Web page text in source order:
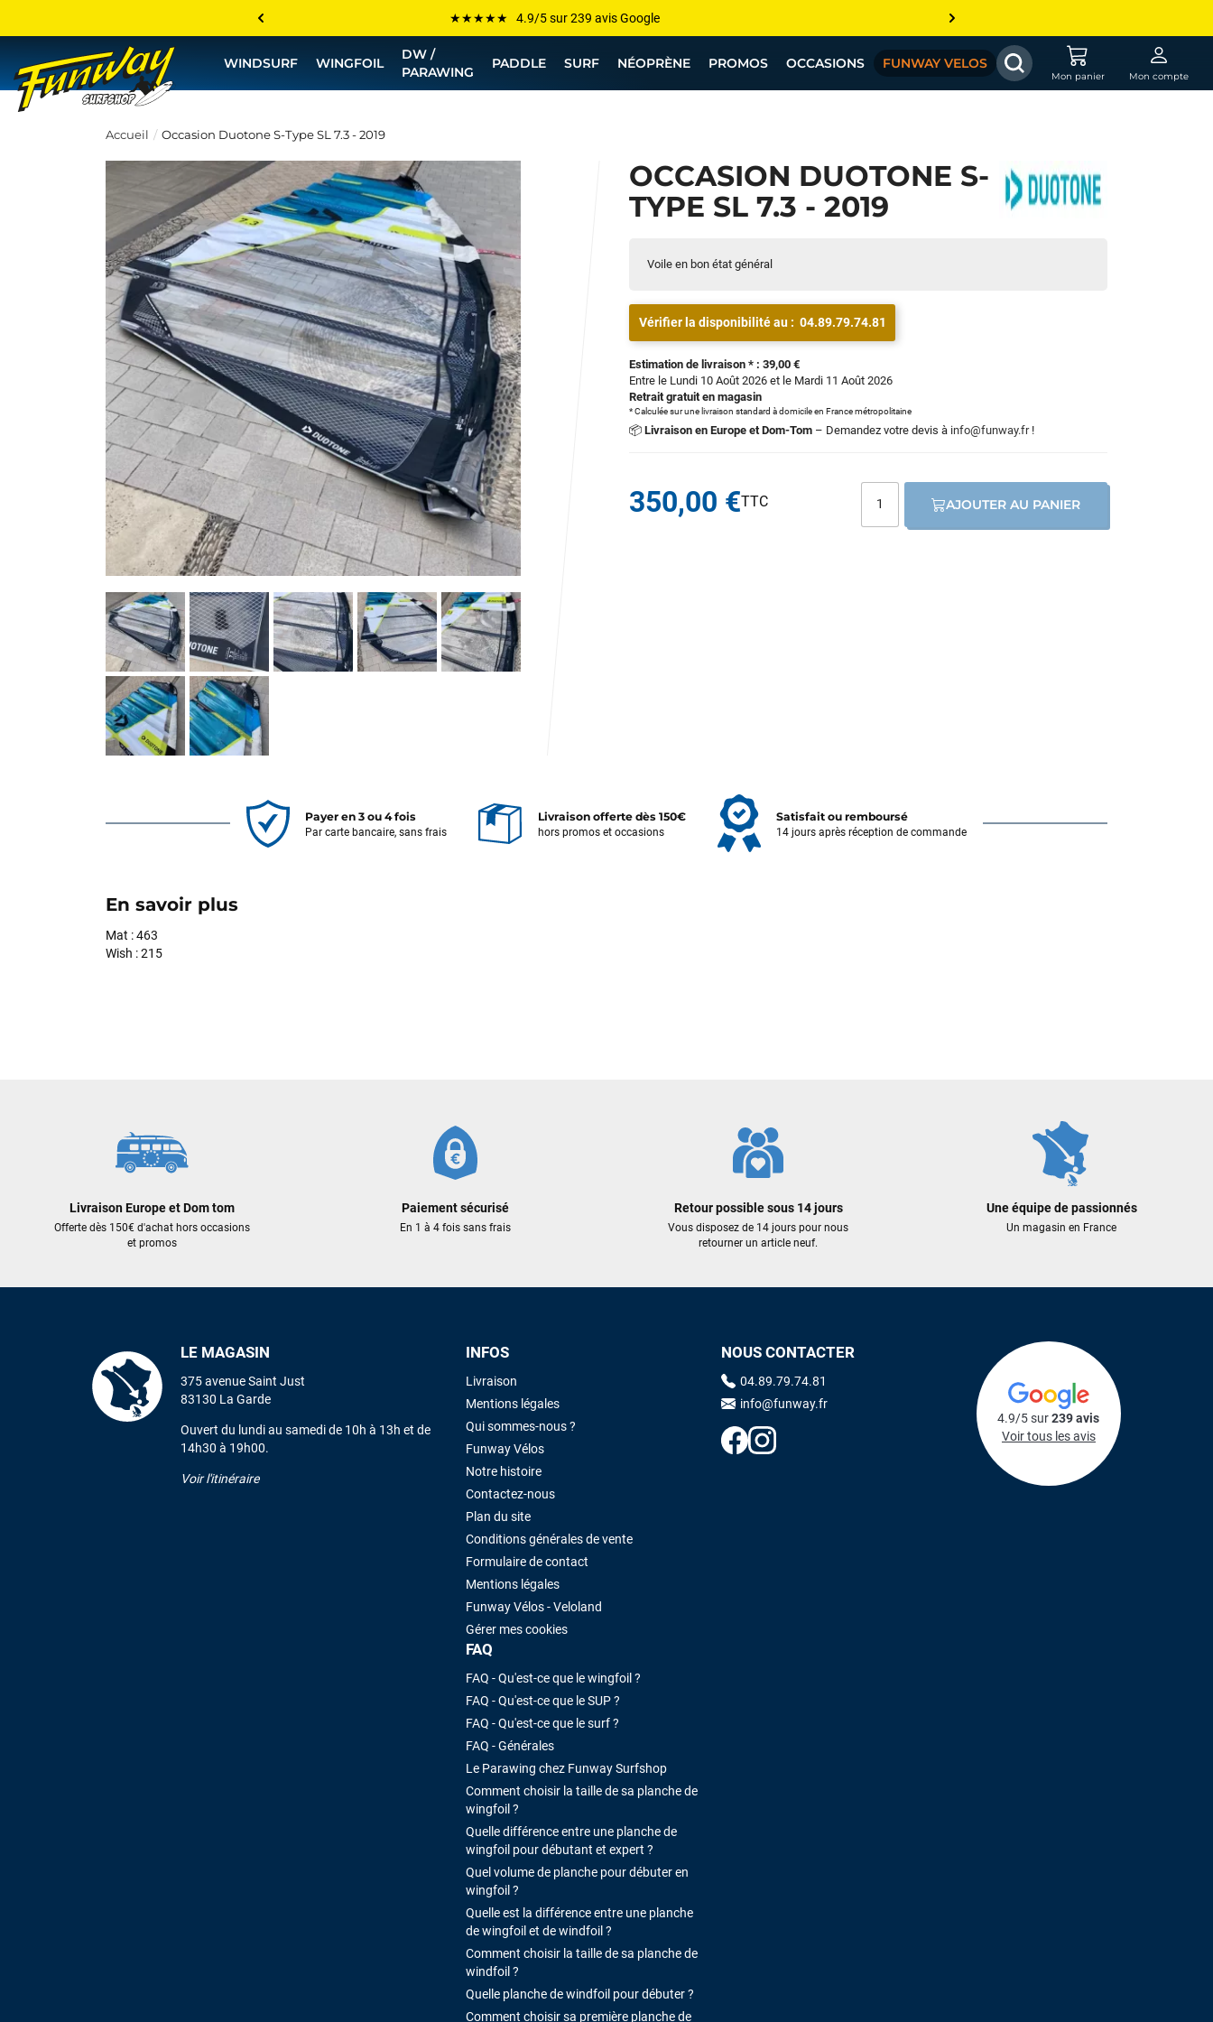
Les plus grandes marques sont chez Funway
Jusqu’à -75% de remise sur le windsurf, wingfoil, etc...
💰 Meilleur prix garanti — Moins cher ailleurs ? On s’aligne !
WINDSURF WINGFOIL
DW /
PARAWING
PADDLE SURF NÉOPRÈNE PROMOS OCCASIONS FUNWAY VELOS
Mon panier Mon compte
Accueil Occasion Duotone S-Type SL 7.3 - 2019
OCCASION DUOTONE S-
TYPE SL 7.3 - 2019
Voile en bon état général
Vérifier la disponibilité au : 04.89.79.74.81
Estimation de livraison * : 39,00 €
Entre le Lundi 10 Août 2026 et le Mardi 11 Août 2026
Retrait gratuit en magasin
* Calculée sur une livraison standard à domicile en France métropolitaine
📦 Livraison en Europe et Dom-Tom – Demandez votre devis à info@funway.fr!
350,00 € AJOUTER AU PANIER
Payer en 3 ou 4 fois
Par carte bancaire, sans frais
Livraison offerte dès 150€
hors promos et occasions
Satisfait ou remboursé
14 jours après réception de commande
En savoir plus
Mat : 463
Wish : 215
Livraison Europe et Dom tom
Offerte dès 150€ d'achat hors occasions
et promos
Paiement sécurisé
En 1 à 4 fois sans frais
Retour possible sous 14 jours
Vous disposez de 14 jours pour nous
retourner un article neuf.
Une équipe de passionnés
Un magasin en France
LE MAGASIN
375 avenue Saint Just
83130 La Garde
Ouvert du lundi au samedi de 10h à 13h et de
14h30 à 19h00.
Voir l'itinéraire
INFOS
Livraison
Mentions légales
Qui sommes-nous ?
Funway Vélos
Notre histoire
Contactez-nous
Plan du site
Conditions générales de vente
Formulaire de contact
Mentions légales
Funway Vélos - Veloland
Gérer mes cookies
FAQ
FAQ - Qu'est-ce que le wingfoil ?
FAQ - Qu'est-ce que le SUP ?
FAQ - Qu'est-ce que le surf ?
FAQ - Générales
Le Parawing chez Funway Surfshop
Comment choisir la taille de sa planche de
wingfoil ?
Quelle différence entre une planche de
wingfoil pour débutant et expert ?
Quel volume de planche pour débuter en
wingfoil ?
Quelle est la différence entre une planche
de wingfoil et de windfoil ?
Comment choisir la taille de sa planche de
windfoil ?
Quelle planche de windfoil pour débuter ?
Comment choisir sa première planche de
NOUS CONTACTER
04.89.79.74.81
info@funway.fr
4.9/5 sur239 avis
Voir tous les avis
Sébastien BACHELIER
Cela faisait 6 mois que je galérais à remplacer ma board eux m'ont
trouvé une pépite à laquelle je n'aurais jamais pensé ! Excellent conseil
excellent prix et en plus super sympas. Merci encore pour cette severne
été rapide. La voile est arrivée en super état. Mauruuru roa.
VOIR TOUS LES AVIS LAISSER UN AVIS